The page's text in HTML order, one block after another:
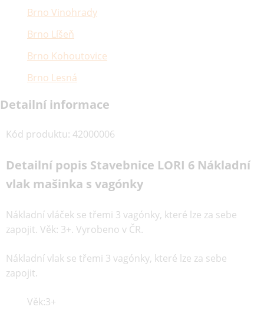
Brno Vinohrady
Brno Líšeň
Brno Kohoutovice
Brno Lesná
Detailní informace
Kód produktu: 42000006
Detailní popis Stavebnice LORI 6 Nákladní
vlak mašinka s vagónky
Nákladní vláček se třemi 3 vagónky, které lze za sebe
zapojit. Věk: 3+. Vyrobeno v ČR.
Nákladní vlak se třemi 3 vagónky, které lze za sebe
zapojit.
Věk:3+